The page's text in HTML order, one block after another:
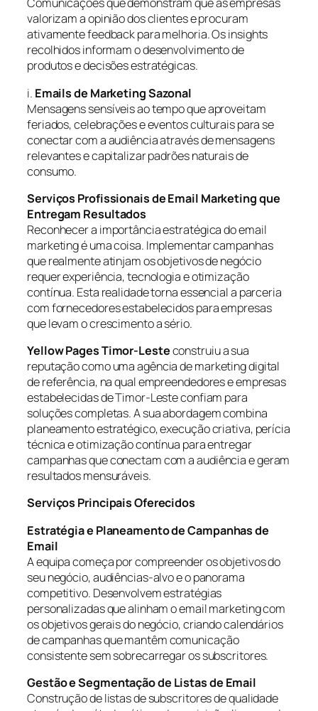
Comunicações que demonstram que as empresas
valorizam a opinião dos clientes e procuram
ativamente feedback para melhoria. Os insights
recolhidos informam o desenvolvimento de
produtos e decisões estratégicas.
i. Emails de Marketing Sazonal
Mensagens sensíveis ao tempo que aproveitam
feriados, celebrações e eventos culturais para se
conectar com a audiência através de mensagens
relevantes e capitalizar padrões naturais de
consumo.
Serviços Profissionais de Email Marketing que
Entregam Resultados
Reconhecer a importância estratégica do email
marketing é uma coisa. Implementar campanhas
que realmente atinjam os objetivos de negócio
requer experiência, tecnologia e otimização
contínua. Esta realidade torna essencial a parceria
com fornecedores estabelecidos para empresas
que levam o crescimento a sério.
Yellow Pages Timor-Lesteconstruiu a sua
reputação como uma agência de marketing digital
de referência, na qual empreendedores e empresas
estabelecidas de Timor-Leste confiam para
soluções completas. A sua abordagem combina
planeamento estratégico, execução criativa, perícia
técnica e otimização contínua para entregar
campanhas que conectam com a audiência e geram
resultados mensuráveis.
Serviços Principais Oferecidos
Estratégia e Planeamento de Campanhas de
Email
A equipa começa por compreender os objetivos do
seu negócio, audiências-alvo e o panorama
competitivo. Desenvolvem estratégias
personalizadas que alinham o email marketing com
os objetivos gerais do negócio, criando calendários
de campanhas que mantêm comunicação
consistente sem sobrecarregar os subscritores.
Gestão e Segmentação de Listas de Email
Construção de listas de subscritores de qualidade